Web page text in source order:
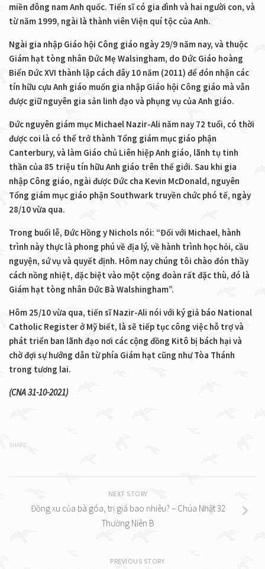
miền đông nam Anh quốc. Tiến sĩ có gia đình và hai người con, và
từ năm 1999, ngài là thành viên Viện quí tộc của Anh.
Ngài gia nhập Giáo hội Công giáo ngày 29/9 năm nay, và thuộc
Giám hạt tòng nhân Đức Mẹ Walsingham, do Đức Giáo hoàng
Biển Đức XVI thành lập cách đây 10 năm (2011) để đón nhận các
tín hữu cựu Anh giáo muốn gia nhập Giáo hội Công giáo mà vẫn
được giữ nguyên gia sản linh đạo và phụng vụ của Anh giáo.
Đức nguyên giám mục Michael Nazir-Ali năm nay 72 tuổi, có thời
được coi là có thể trở thành Tổng giám mục giáo phận
Canterbury, và làm Giáo chủ Liên hiệp Anh giáo, lãnh tụ tinh
thần của 85 triệu tín hữu Anh giáo trên thế giới. Sau khi gia
nhập Công giáo, ngài được Đức cha Kevin McDonald, nguyên
Tổng giám mục giáo phận Southwark truyền chức phó tế, ngày
28/10 vừa qua.
Trong buổi lễ, Đức Hồng y Nichols nói: “Đối với Michael, hành
trình này thực là phong phú về địa lý, về hành trình học hỏi, cầu
nguyện, sứ vụ và quyết định. Hôm nay chúng tôi chào đón thầy
cách nồng nhiệt, đặc biệt vào một cộng đoàn rất đặc thù, đó là
Giám hạt tòng nhân Đức Bà Walshingham”.
Hôm 25/10 vừa qua, tiến sĩ Nazir-Ali nói với ký giả báo National
Catholic Register ở Mỹ biết, là sẽ tiếp tục công việc hỗ trợ và
phát triển ban lãnh đạo nơi các cộng đồng Kitô bị bách hại và
chờ đợi sự hướng dẫn từ phía Giám hạt cũng như Tòa Thánh
trong tương lai.
(CNA 31-10-2021)
SHARE
NEXT STORY
Đồng xu của bà góa, trị giá bao nhiêu? – Chúa Nhật 32
Thường Niên B
PREVIOUS STORY